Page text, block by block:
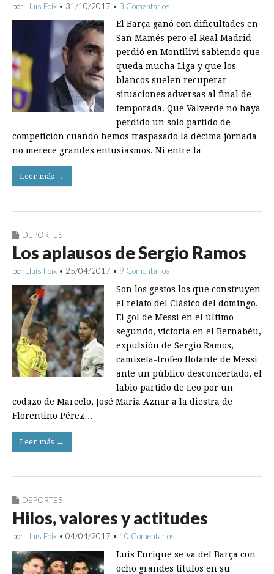
por Lluís Foix • 31/10/2017 • 3 Comentarios
El Barça ganó con dificultades en
San Mamés pero el Real Madrid
perdió en Montilivi sabiendo que
queda mucha Liga y que los
blancos suelen recuperar
situaciones adversas al final de
temporada. Que Valverde no haya
perdido un solo partido de
competición cuando hemos traspasado la décima jornada
no merece grandes entusiasmos. Ni entre la…
Leer más →
DEPORTES
Los aplausos de Sergio Ramos
por Lluís Foix • 25/04/2017 • 9 Comentarios
Son los gestos los que construyen
el relato del Clásico del domingo.
El gol de Messi en el último
segundo, victoria en el Bernabéu,
expulsión de Sergio Ramos,
camiseta-trofeo flotante de Messi
ante un público desconcertado, el
labio partido de Leo por un
codazo de Marcelo, José Maria Aznar a la diestra de
Florentino Pérez…
Leer más →
DEPORTES
Hilos, valores y actitudes
por Lluís Foix • 04/04/2017 • 10 Comentarios
Luis Enrique se va del Barça con
ocho grandes títulos en su